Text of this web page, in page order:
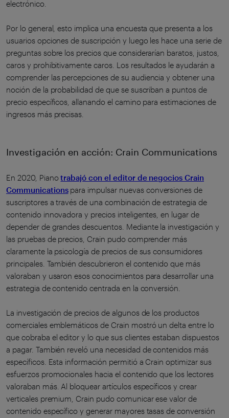
electrónico.
Por lo general, esto implica una encuesta que presenta a los
usuarios opciones de suscripción y luego les hace una serie de
preguntas sobre los precios que considerarían baratos, justos,
caros y prohibitivamente caros. Los resultados le ayudarán a
comprender las percepciones de su audiencia y obtener una
noción de la probabilidad de que se suscriban a puntos de
precio específicos, allanando el camino para estimaciones de
ingresos más precisas.
Investigación en acción: Crain Communications
En 2020, Pianotrabajó con el editor de negocios Crain
Communicationspara impulsar nuevas conversiones de
suscriptores a través de una combinación de estrategia de
contenido innovadora y precios inteligentes, en lugar de
depender de grandes descuentos. Mediante la investigación y
las pruebas de precios, Crain pudo comprender más
claramente la psicología de precios de sus consumidores
principales. También descubrieron el contenido que más
valoraban y usaron esos conocimientos para desarrollar una
estrategia de contenido centrada en la conversión.
La investigación de precios de algunos de los productos
comerciales emblemáticos de Crain mostró un delta entre lo
que cobraba el editor y lo que sus clientes estaban dispuestos
a pagar. También reveló una necesidad de contenidos más
específicos. Esta información permitió a Crain optimizar sus
esfuerzos promocionales hacia el contenido que los lectores
valoraban más. Al bloquear artículos específicos y crear
verticales premium, Crain pudo comunicar ese valor de
contenido específico y generar mayores tasas de conversión